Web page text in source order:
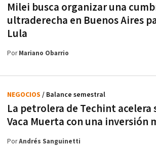
Milei busca organizar una
ultraderecha en Buenos Aires
Lula
PorMariano Obarrio
La petrolera de Techint acelera
Vaca Muerta con una inversión
NEGOCIOS / Balance semestral
PorAndrés Sanguinetti